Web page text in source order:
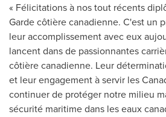
« Félicitations à nos tout récents
Garde côtière canadienne. C'est un
leur accomplissement avec eux
lancent dans de passionnantes
côtière canadienne. Leur
et leur engagement à servir les
continuer de protéger notre milieu
sécurité maritime dans les eaux